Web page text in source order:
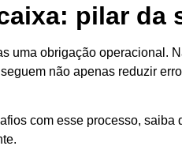
pilar
uma obrigação operacional.
não apenas reduzir
com esse processo,